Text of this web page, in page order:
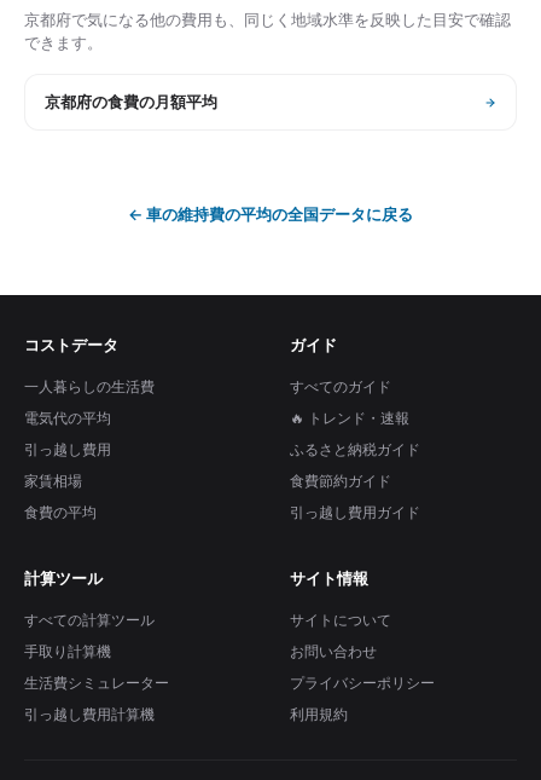
京都府で気になる他の費用も、同じく地域水準を反映した目安で確認
できます。
京都府の食費の月額平均
← 車の維持費の平均の全国データに戻る
コストデータ
一人暮らしの生活費
電気代の平均
引っ越し費用
家賃相場
食費の平均
ガイド
すべてのガイド
🔥 トレンド・速報
ふるさと納税ガイド
食費節約ガイド
引っ越し費用ガイド
計算ツール
すべての計算ツール
手取り計算機
生活費シミュレーター
引っ越し費用計算機
サイト情報
サイトについて
お問い合わせ
プライバシーポリシー
利用規約